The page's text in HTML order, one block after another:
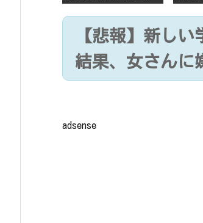
【悲報】新し
結果、女さんに
adsense